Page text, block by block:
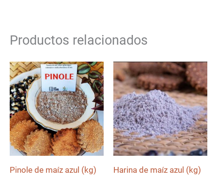
Productos relacionados
Pinole de maíz azul (kg) Harina de maíz azul (kg)